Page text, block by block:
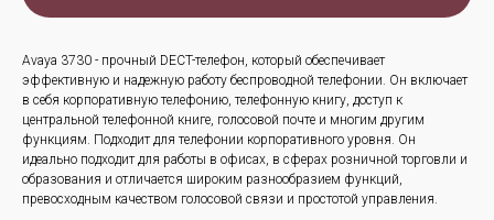
Avaya 3730 - прочный DECT-телефон, который обеспечивает
эффективную и надежную работу беспроводной телефонии. Он включает
в себя корпоративную телефонию, телефонную книгу, доступ к
центральной телефонной книге, голосовой почте и многим другим
функциям. Подходит для телефонии корпоративного уровня. Он
идеально подходит для работы в офисах, в сферах розничной торговли и
образования и отличается широким разнообразием функций,
превосходным качеством голосовой связи и простотой управления.